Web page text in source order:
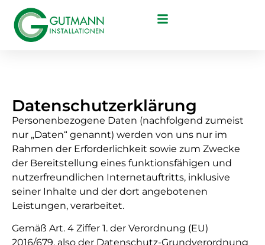
Datenschutz­erklärung
Personenbezogene Daten (nachfolgend zumeist
nur „Daten“ genannt) werden von uns nur im
Rahmen der Erforderlichkeit sowie zum Zwecke
der Bereitstellung eines funktionsfähigen und
nutzerfreundlichen Internetauftritts, inklusive
seiner Inhalte und der dort angebotenen
Leistungen, verarbeitet.
Gemäß Art. 4 Ziffer 1. der Verordnung (EU)
2016/679, also der Datenschutz-Grundverordnung